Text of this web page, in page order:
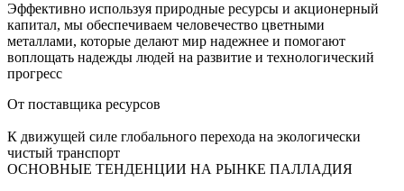
Эффективно используя природные ресурсы и акционерный
капитал, мы обеспечиваем человечество цветными
металлами, которые делают мир надежнее и помогают
воплощать надежды людей на развитие и технологический
прогресс
От поставщика ресурсов
К движущей силе глобального перехода на экологически
чистый транспорт
ОСНОВНЫЕ ТЕНДЕНЦИИ НА РЫНКЕ ПАЛЛАДИЯ